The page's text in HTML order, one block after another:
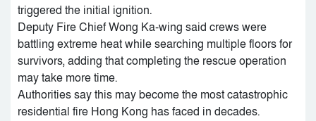
triggered the initial ignition.
Deputy Fire Chief Wong Ka-wing said crews were
battling extreme heat while searching multiple floors for
survivors, adding that completing the rescue operation
may take more time.
Authorities say this may become the most catastrophic
residential fire Hong Kong has faced in decades.